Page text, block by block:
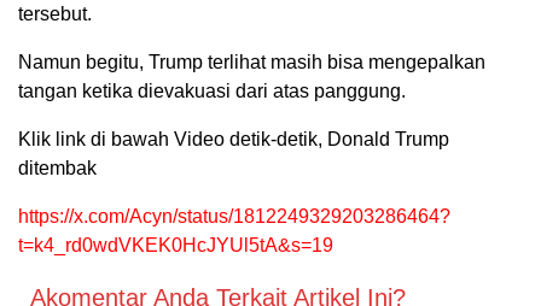
tersebut.
Namun begitu, Trump terlihat masih bisa mengepalkan
tangan ketika dievakuasi dari atas panggung.
Klik link di bawah Video detik-detik, Donald Trump
ditembak
https://x.com/Acyn/status/1812249329203286464?
t=k4_rd0wdVKEK0HcJYUl5tA&s=19
Akomentar Anda Terkait Artikel Ini?